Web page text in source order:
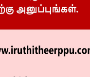
போல் ‘எவ்ரிபடி
துடிப்பாகவும்